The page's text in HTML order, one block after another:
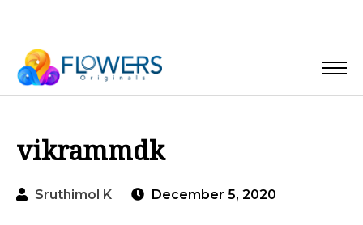
vikrammdk
Sruthimol K December 5, 2020